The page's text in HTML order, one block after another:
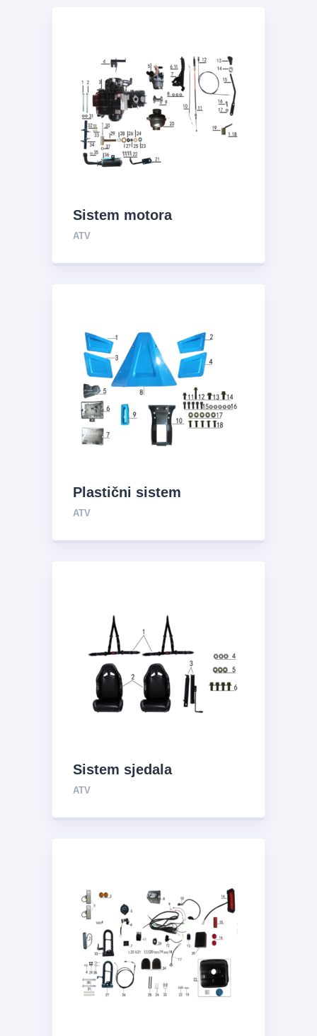
Sistem motora
ATV
Plastični sistem
ATV
Sistem sjedala
ATV